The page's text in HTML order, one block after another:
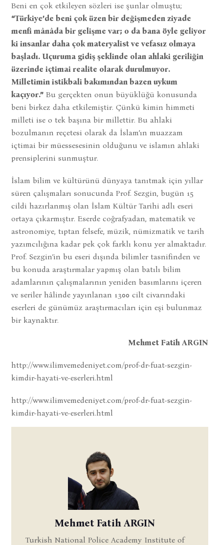
Beni en çok etkileyen sözleri ise şunlar olmuştu;
“Türkiye’de beni çok üzen bir değişmeden ziyade
menfi mânâda bir gelişme var; o da bana öyle geliyor
ki insanlar daha çok materyalist ve vefasız olmaya
başladı. Uçuruma gidiş şeklinde olan ahlaki geriliğin
üzerinde içtimai realite olarak durulmuyor.
Milletimin istikbali bakımından bazen uykum
kaçıyor.”Bu gerçekten onun büyüklüğü konusunda
beni birkez daha etkilemiştir. Çünkü kimin himmeti
milleti ise o tek başına bir millettir. Bu ahlaki
bozulmanın reçetesi olarak da İslam’ın muazzam
içtimai bir müessesesinin olduğunu ve islamın ahlaki
prensiplerini sunmuştur.
İslam bilim ve kültürünü dünyaya tanıtmak için yıllar
süren çalışmaları sonucunda Prof. Sezgin, bugün 15
cildi hazırlanmış olan İslam Kültür Tarihi adlı eseri
ortaya çıkarmıştır. Eserde coğrafyadan, matematik ve
astronomiye, tıptan felsefe, müzik, nümizmatik ve tarih
yazımcılığına kadar pek çok farklı konu yer almaktadır.
Prof. Sezgin’in bu eseri dışında bilimler tasnifinden ve
bu konuda araştırmalar yapmış olan batılı bilim
adamlarının çalışmalarının yeniden basımlarını içeren
ve seriler hâlinde yayınlanan 1300 cilt civarındaki
eserleri de günümüz araştırmacıları için eşi bulunmaz
bir kaynaktır.
Mehmet Fatih ARGIN
http://www.ilimvemedeniyet.com/prof-dr-fuat-sezgin-
kimdir-hayati-ve-eserleri.html
http://www.ilimvemedeniyet.com/prof-dr-fuat-sezgin-
kimdir-hayati-ve-eserleri.html
Mehmet Fatih ARGIN
Turkish National Police Academy Institute of